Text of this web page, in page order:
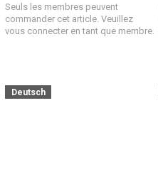
Seuls les membres peuvent
commander cet article. Veuillez
vous connecter en tant que membre.
Deutsch